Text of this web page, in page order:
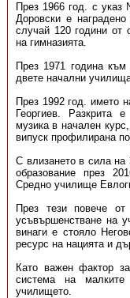
През 1966 год. с
Доровски е
случай 120 години от
на гимназията.
През 1971 година
двете начални
През 1992 год. името
Георгиев. Разкрита
музика в начален
випуск профилирана
С влизането в сила
образование през
Средно училище
През тези повече
усъвършенстване на
винаги е стояло
ресурс на нацията и
Като важен фактор
система на малките
училището.